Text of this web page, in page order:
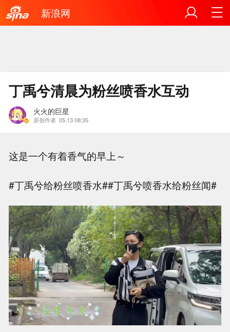
新浪网
丁禹兮清晨为粉丝喷香水互动
火火的巨星
原创作者 05.13 08:35
这是一个有着香气的早上～
#丁禹兮给粉丝喷香水##丁禹兮喷香水给粉丝闻#